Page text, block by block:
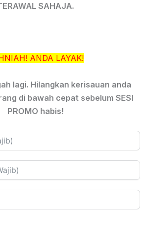
SAHAJA.
ANDA LAYAK!
lagi. Hilangkan kerisauan anda
di bawah cepat sebelum SESI
PROMO habis!